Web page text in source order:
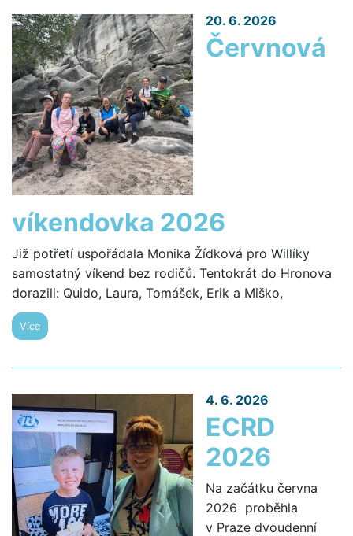
20. 6. 2026
Červnová
víkendovka 2026
Již potřetí uspořádala Monika Žídková pro Willíky
samostatný víkend bez rodičů. Tentokrát do Hronova
dorazili: Quido, Laura, Tomášek, Erik a Miško,
Více
4. 6. 2026
ECRD
2026
Na začátku června
2026 proběhla
v Praze dvoudenní